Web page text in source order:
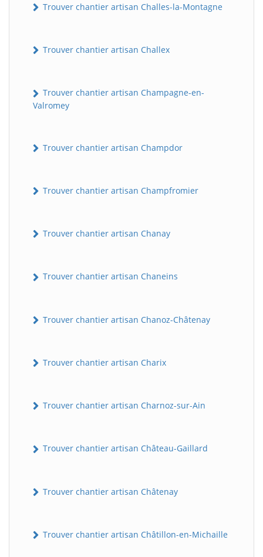
Trouver chantier artisan Challes-la-Montagne
Trouver chantier artisan Challex
Trouver chantier artisan Champagne-en-
Valromey
Trouver chantier artisan Champdor
Trouver chantier artisan Champfromier
Trouver chantier artisan Chanay
Trouver chantier artisan Chaneins
Trouver chantier artisan Chanoz-Châtenay
Trouver chantier artisan Charix
Trouver chantier artisan Charnoz-sur-Ain
Trouver chantier artisan Château-Gaillard
Trouver chantier artisan Châtenay
Trouver chantier artisan Châtillon-en-Michaille